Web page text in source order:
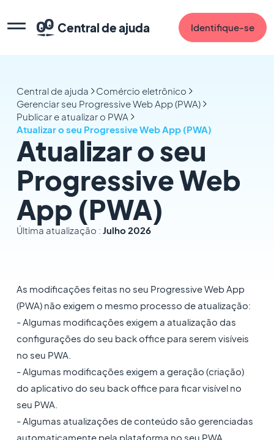
Central de ajuda Identifique-se
Central de ajuda
Comércio eletrônico
Gerenciar seu Progressive Web App (PWA)
Publicar e atualizar o PWA
Atualizar o seu Progressive Web App (PWA)
Atualizar o seu
Progressive Web
App (PWA)
Última atualização : Julho 2026
As modificações feitas no seu Progressive Web App
(PWA) não exigem o mesmo processo de atualização:
- Algumas modificações exigem a atualização das
configurações do seu back office para serem visíveis
no seu PWA.
- Algumas modificações exigem a geração (criação)
do aplicativo do seu back office para ficar visível no
seu PWA.
- Algumas atualizações de conteúdo são gerenciadas
automaticamente pela plataforma no seu PWA.